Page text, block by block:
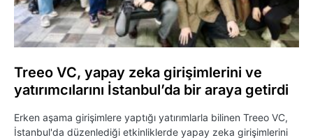
Treeo VC, yapay zeka girişimlerini ve
yatırımcılarını İstanbul’da bir araya getirdi
Erken aşama girişimlere yaptığı yatırımlarla bilinen Treeo VC,
İstanbul'da düzenlediği etkinliklerde yapay zeka girişimlerini